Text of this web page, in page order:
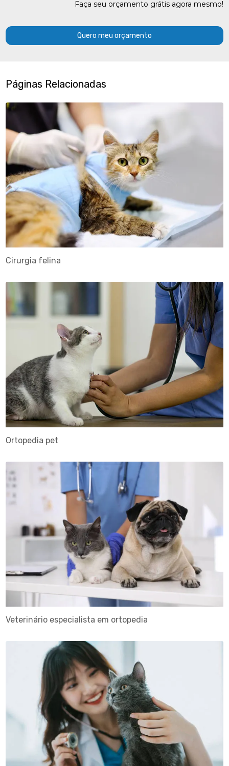
Faça seu orçamento grátis agora mesmo!
Quero meu orçamento
Páginas Relacionadas
Cirurgia felina
Ortopedia pet
Veterinário especialista em ortopedia